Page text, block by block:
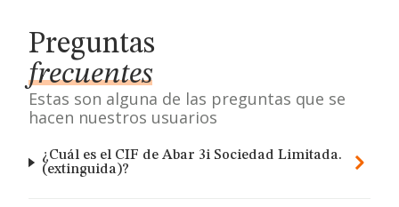
Preguntas
frecuentes
Estas son alguna de las preguntas que se
hacen nuestros usuarios
¿Cuál es el CIF de Abar 3i Sociedad Limitada.
(extinguida)?